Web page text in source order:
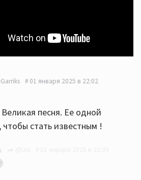
01 января 2025 в 22:02
песня. Ее одной
стать известным !